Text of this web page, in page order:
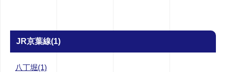
JR京葉線(1)
八丁堀(1)